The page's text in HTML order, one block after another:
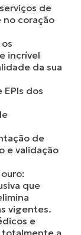
de
no coração
incrível
da sua
dos
de
e validação
que
vigentes.
e